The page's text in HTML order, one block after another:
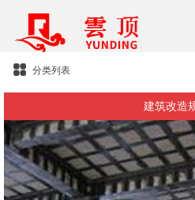
分类列表
建筑改造